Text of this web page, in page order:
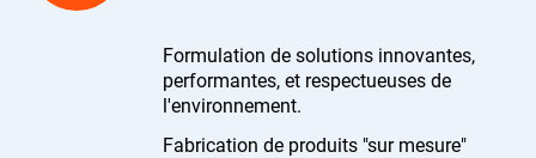
Formulation de solutions innovantes,
performantes, et respectueuses de
l'environnement.
Fabrication de produits "sur mesure"